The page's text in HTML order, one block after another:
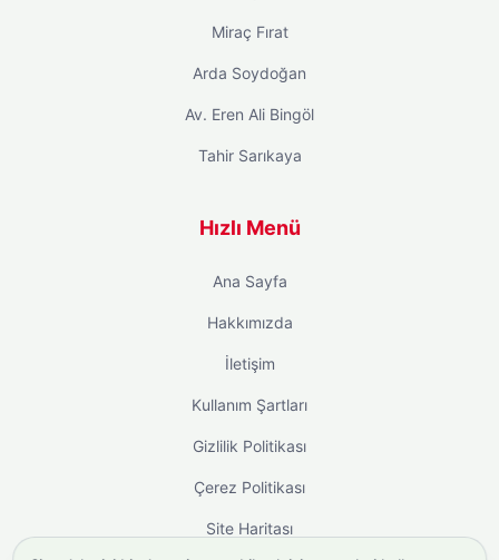
Miraç Fırat
Arda Soydoğan
Av. Eren Ali Bingöl
Tahir Sarıkaya
Hızlı Menü
Ana Sayfa
Hakkımızda
İletişim
Kullanım Şartları
Gizlilik Politikası
Çerez Politikası
Site Haritası